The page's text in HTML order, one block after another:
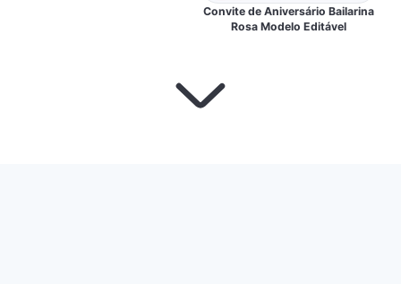
Convite de Aniversário Bailarina
Rosa Modelo Editável